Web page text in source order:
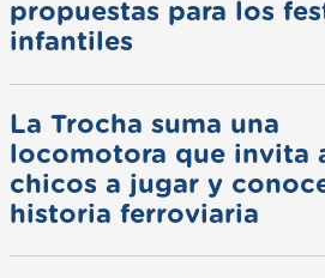
propuestas para los
infantiles
La Trocha suma una
locomotora que invita
chicos a jugar y
historia ferroviaria